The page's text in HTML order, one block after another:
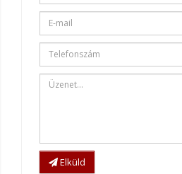
Elküld